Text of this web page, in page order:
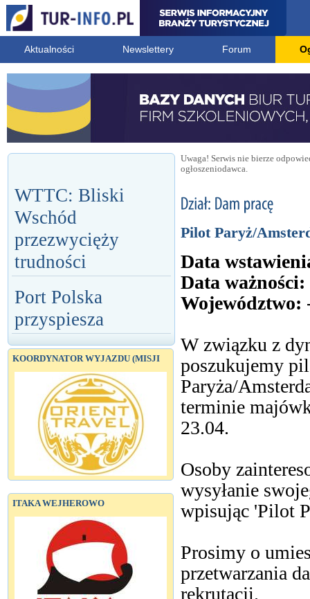
Aktualności Newslettery Forum
WTTC: Bliski
Wschód
przezwycięży
trudności
Port Polska
przyspiesza
KOORDYNATOR WYJAZDU (MISJI
ITAKA WEJHEROWO
Uwaga! Serwis nie bierze
ogłoszeniodawca.
Pilot Paryż/
Data
Data ważności:
Województwo:
W związku z
poszukujemy
Paryża/
terminie
23.04.
Osoby
wysyłanie
wpisując 'Pilot
Prosimy o
przetwarzania
rekrutacji.